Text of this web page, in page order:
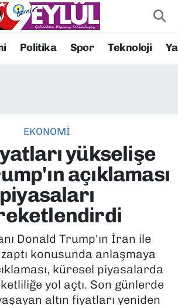
Politika Spor Teknoloji
EKONOMİ
yükselişe
açıklaması
piyasaları
Donald Trump'ın İran ile
konusunda anlaşmaya
küresel piyasalarda
yol açtı. Son günlerde
altın fiyatları yeniden
Eczaneler
Durumu ve Fikstür
Haberleri